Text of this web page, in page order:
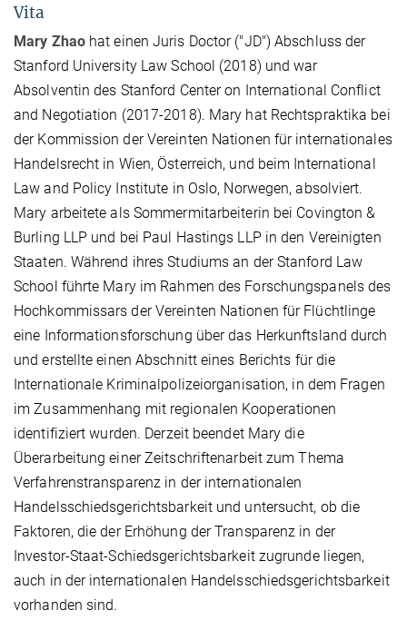
Vita
Mary Zhaohat einen Juris Doctor ("JD") Abschluss der
Stanford University Law School (2018) und war
Absolventin des Stanford Center on International Conflict
and Negotiation (2017-2018). Mary hat Rechtspraktika bei
der Kommission der Vereinten Nationen für internationales
Handelsrecht in Wien, Österreich, und beim International
Law and Policy Institute in Oslo, Norwegen, absolviert.
Mary arbeitete als Sommermitarbeiterin bei Covington &
Burling LLP und bei Paul Hastings LLP in den Vereinigten
Staaten. Während ihres Studiums an der Stanford Law
School führte Mary im Rahmen des Forschungspanels des
Hochkommissars der Vereinten Nationen für Flüchtlinge
eine Informationsforschung über das Herkunftsland durch
und erstellte einen Abschnitt eines Berichts für die
Internationale Kriminalpolizeiorganisation, in dem Fragen
im Zusammenhang mit regionalen Kooperationen
identifiziert wurden. Derzeit beendet Mary die
Überarbeitung einer Zeitschriftenarbeit zum Thema
Verfahrenstransparenz in der internationalen
Handelsschiedsgerichtsbarkeit und untersucht, ob die
Faktoren, die der Erhöhung der Transparenz in der
Investor-Staat-Schiedsgerichtsbarkeit zugrunde liegen,
auch in der internationalen Handelsschiedsgerichtsbarkeit
vorhanden sind.